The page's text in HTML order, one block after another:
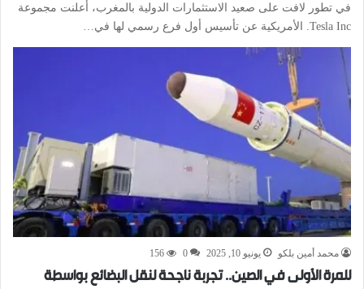
في تطور لافت على صعيد الاستثمارات الدولية بالمغرب، أعلنت مجموعة
Tesla Inc. الأمريكية عن تأسيس أول فرع رسمي لها في…
محمد أمين بلكو يونيو 10, 2025 0
156
للمرة الأولى في الصين.. تجربة ناجحة لنقل البضائع بواسطة